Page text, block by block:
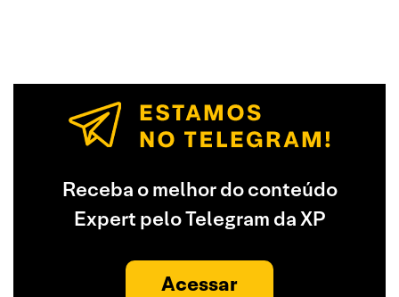
Receba o melhor do conteúdo
Expert pelo Telegram da XP
Acessar